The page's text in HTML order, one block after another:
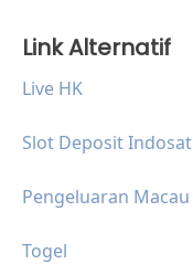
Link Alternatif
Live HK
Slot Deposit Indosat
Pengeluaran Macau
Togel